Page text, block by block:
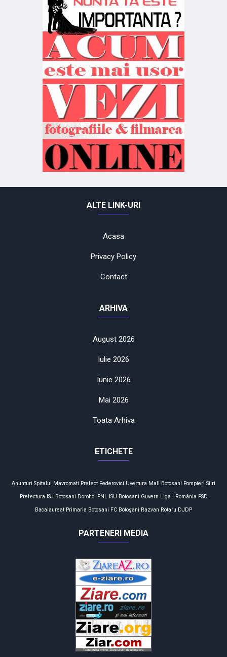
ALTE LINK-URI
Acasa
Privacy Policy
Contact
ARHIVA
August 2026
Iulie 2026
Iunie 2026
Mai 2026
Toata Arhiva
ETICHETE
Anunturi Spitalul Mavromati Prefect Federovici Uvertura Mall Botosani Pompieri Stiri
Prefectura ISJ Botosani Dorohoi PNL ISU Botosani Guvern Liga I România PSD
Bacalaureat Primaria Botosani FC Botoşani Razvan Rotaru DJDP
PARTENERI MEDIA